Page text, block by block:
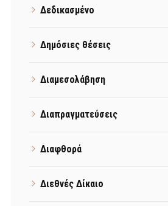
Δεδικασμένο
Δημόσιες θέσεις
Διαμεσολάβηση
Διαπραγματεύσεις
Διαφθορά
Διεθνές Δίκαιο